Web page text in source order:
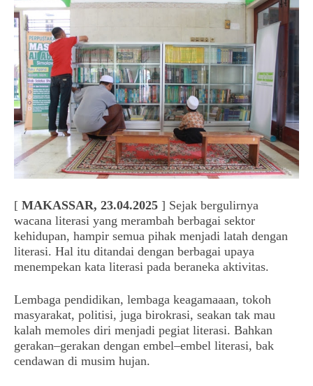
[ MAKASSAR, 23.04.2025 ] Sejak bergulirnya
wacana literasi yang merambah berbagai sektor
kehidupan, hampir semua pihak menjadi latah dengan
literasi. Hal itu ditandai dengan berbagai upaya
menempekan kata literasi pada beraneka aktivitas.
Lembaga pendidikan, lembaga keagamaaan, tokoh
masyarakat, politisi, juga birokrasi, seakan tak mau
kalah memoles diri menjadi pegiat literasi. Bahkan
gerakan–gerakan dengan embel–embel literasi, bak
cendawan di musim hujan.